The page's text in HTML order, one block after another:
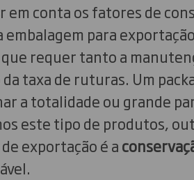
conta os fatores de
para
requer tanto a
taxa de ruturas. Um
a totalidade ou grande
este tipo de produtos,
exportação é a